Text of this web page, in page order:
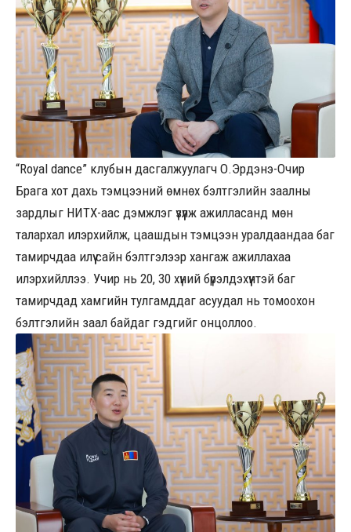
“Royal dance” клубын дасгалжуулагч О.Эрдэнэ-Очир
Брага хот дахь тэмцээний өмнөх бэлтгэлийн заалны
зардлыг НИТХ-аас дэмжлэг үзүүлж ажилласанд мөн
талархал илэрхийлж, цаашдын тэмцээн уралдаандаа баг
тамирчдаа илүү сайн бэлтгэлээр хангаж ажиллахаа
илэрхийллээ. Учир нь 20, 30 хүний бүрэлдэхүүнтэй баг
тамирчдад хамгийн тулгамддаг асуудал нь томоохон
бэлтгэлийн заал байдаг гэдгийг онцоллоо.